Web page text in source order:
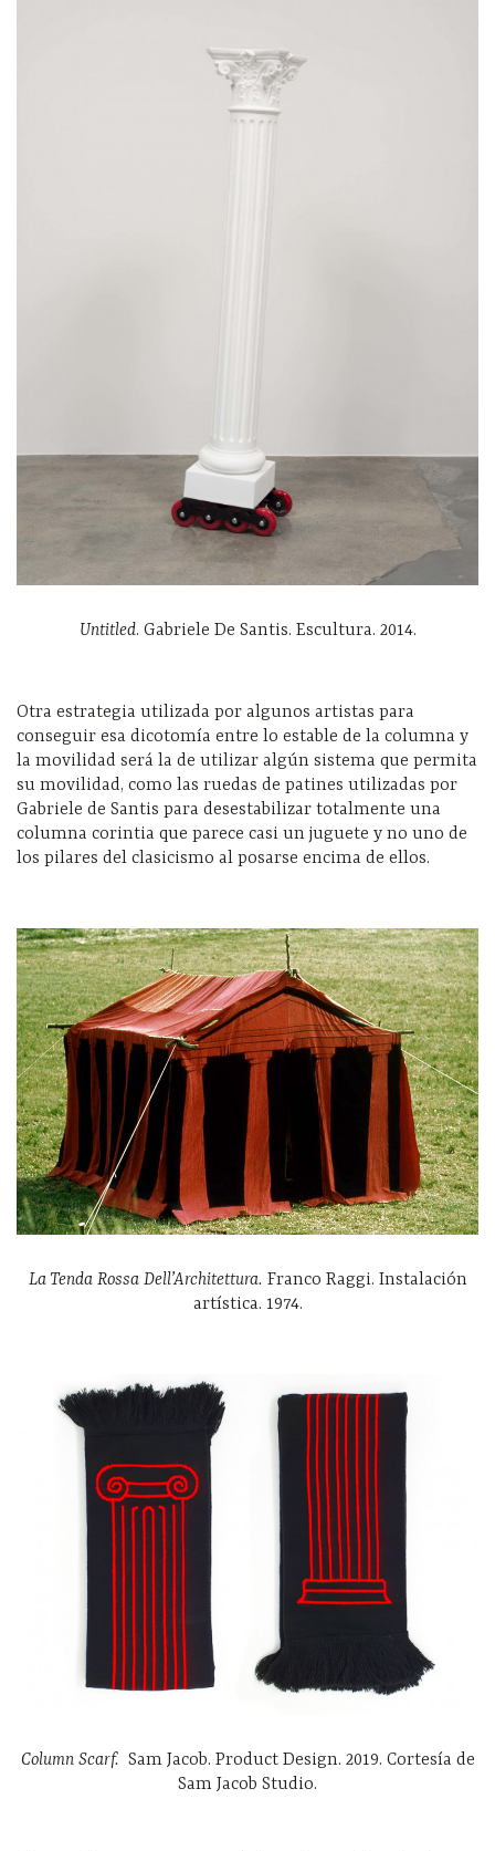
Untitled. Gabriele De Santis. Escultura. 2014.
Otra estrategia utilizada por algunos artistas para
conseguir esa dicotomía entre lo estable de la columna y
la movilidad será la de utilizar algún sistema que permita
su movilidad, como las ruedas de patines utilizadas por
Gabriele de Santis para desestabilizar totalmente una
columna corintia que parece casi un juguete y no uno de
los pilares del clasicismo al posarse encima de ellos.
La Tenda Rossa Dell’Architettura. Franco Raggi. Instalación
artística. 1974.
Column Scarf. Sam Jacob. Product Design. 2019. Cortesía de
Sam Jacob Studio.